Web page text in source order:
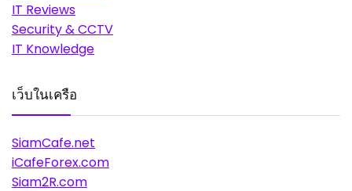
IT Reviews
Security & CCTV
IT Knowledge
เว็บในเครือ
SiamCafe.net
iCafeForex.com
Siam2R.com